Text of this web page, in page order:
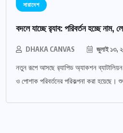
সারাদেশ
বদলে যাচ্ছে র‌্যাব: পরিবর্তন হচ্ছে
DHAKA CANVAS জুলাই ১৩,
নতুন রূপে আসছে র‌্যাপিড অ্যাকশন
ও পোশাক পরিবর্তনের পরিকল্পনা করা